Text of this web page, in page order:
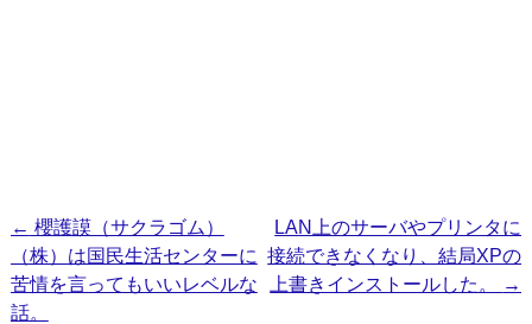
投
稿
ナ
← 櫻護謨（サクラゴム）
（株）は国民生活センターに
苦情を言ってもいいレベルな
話。
LAN上のサーバやプリンタに
接続できなくなり、結局XPの
上書きインストールした。
→